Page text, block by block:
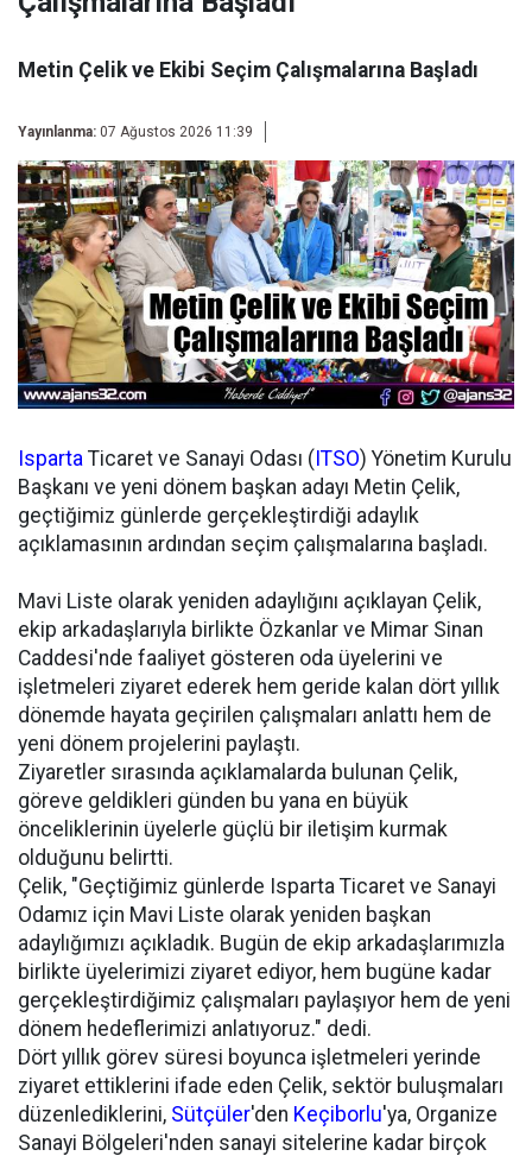
Metin Çelik ve Ekibi Seçim Çalışmalarına Başladı
Yayınlanma: 07 Ağustos 2026 11:39
Isparta Ticaret ve Sanayi Odası ( ITSO) Yönetim Kurulu
Başkanı ve yeni dönem başkan adayı Metin Çelik,
geçtiğimiz günlerde gerçekleştirdiği adaylık
açıklamasının ardından seçim çalışmalarına başladı.
Mavi Liste olarak yeniden adaylığını açıklayan Çelik,
ekip arkadaşlarıyla birlikte Özkanlar ve Mimar Sinan
Caddesi'nde faaliyet gösteren oda üyelerini ve
işletmeleri ziyaret ederek hem geride kalan dört yıllık
dönemde hayata geçirilen çalışmaları anlattı hem de
yeni dönem projelerini paylaştı.
Ziyaretler sırasında açıklamalarda bulunan Çelik,
göreve geldikleri günden bu yana en büyük
önceliklerinin üyelerle güçlü bir iletişim kurmak
olduğunu belirtti.
Çelik, "Geçtiğimiz günlerde Isparta Ticaret ve Sanayi
Odamız için Mavi Liste olarak yeniden başkan
adaylığımızı açıkladık. Bugün de ekip arkadaşlarımızla
birlikte üyelerimizi ziyaret ediyor, hem bugüne kadar
gerçekleştirdiğimiz çalışmaları paylaşıyor hem de yeni
dönem hedeflerimizi anlatıyoruz." dedi.
Dört yıllık görev süresi boyunca işletmeleri yerinde
ziyaret ettiklerini ifade eden Çelik, sektör buluşmaları
düzenlediklerini, Sütçüler'den Keçiborlu'ya, Organize
Sanayi Bölgeleri'nden sanayi sitelerine kadar birçok